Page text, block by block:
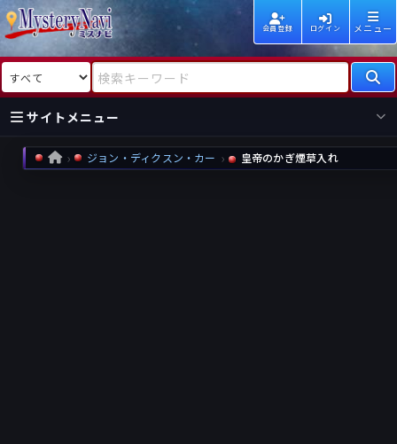
会員登録 ログイン メニュー
検索対象 検索キーワード
サイトメニュー
国内
海外
新着
新刊
HOME ジョン・ディクスン・カー 皇帝のかぎ煙草入れ